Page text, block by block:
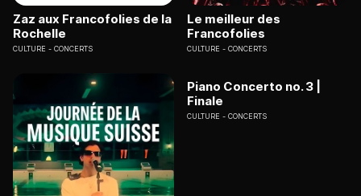
Zaz aux Francofolies de la
Rochelle
CULTURE CONCERTS
Le meilleur des
Francofolies
CULTURE CONCERTS
Piano Concerto no. 3 |
Finale
CULTURE CONCERTS